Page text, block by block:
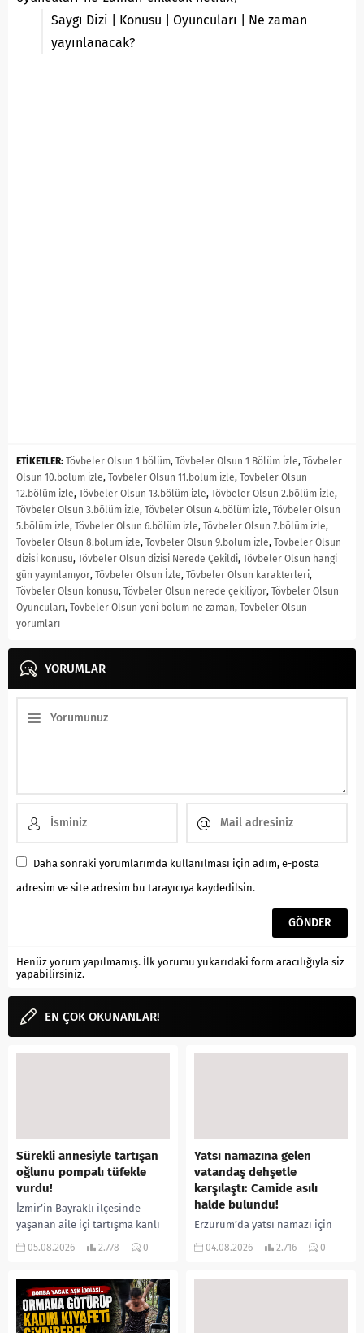
Saygı Dizi | Konusu | Oyuncuları | Ne zaman
yayınlanacak?
ETİKETLER: Tövbeler Olsun 1 bölüm, Tövbeler Olsun 1 Bölüm izle, Tövbeler
Olsun 10.bölüm izle, Tövbeler Olsun 11.bölüm izle, Tövbeler Olsun
12.bölüm izle, Tövbeler Olsun 13.bölüm izle, Tövbeler Olsun 2.bölüm izle,
Tövbeler Olsun 3.bölüm izle, Tövbeler Olsun 4.bölüm izle, Tövbeler Olsun
5.bölüm izle, Tövbeler Olsun 6.bölüm izle, Tövbeler Olsun 7.bölüm izle,
Tövbeler Olsun 8.bölüm izle, Tövbeler Olsun 9.bölüm izle, Tövbeler Olsun
dizisi konusu, Tövbeler Olsun dizisi Nerede Çekildi, Tövbeler Olsun hangi
gün yayınlanıyor, Tövbeler Olsun İzle, Tövbeler Olsun karakterleri,
Tövbeler Olsun konusu, Tövbeler Olsun nerede çekiliyor, Tövbeler Olsun
Oyuncuları, Tövbeler Olsun yeni bölüm ne zaman, Tövbeler Olsun
yorumları
YORUMLAR
Daha sonraki yorumlarımda kullanılması için adım, e-posta
adresim ve site adresim bu tarayıcıya kaydedilsin.
Henüz yorum yapılmamış. İlk yorumu yukarıdaki form aracılığıyla siz
yapabilirsiniz.
EN ÇOK OKUNANLAR!
Sürekli annesiyle tartışan
oğlunu pompalı tüfekle
vurdu!
İzmir’in Bayraklı ilçesinde
yaşanan aile içi tartışma kanlı
bitti. İddiaya göre, uzun süredir
05.08.2026 2.778 0
Yatsı namazına gelen
vatandaş dehşetle
karşılaştı: Camide asılı
halde bulundu!
Erzurum’da yatsı namazı için
camiye gelen bir vatandaş,
04.08.2026 2.716 0